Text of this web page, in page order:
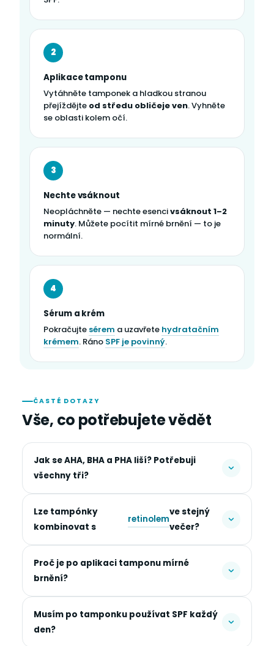
2
Aplikace tamponu
Vytáhněte tamponek a hladkou stranou
přejíždějte od středu obličeje ven. Vyhněte
se oblasti kolem očí.
3
Nechte vsáknout
Neopláchněte — nechte esencivsáknout 1–2
minuty. Můžete pocítit mírné brnění — to je
normální.
4
Sérum a krém
Pokračujte sérem a uzavřete hydratačním
krémem. Ráno SPF je povinný.
ČASTÉ DOTAZY
Vše, co potřebujete vědět
Jak se AHA, BHA a PHA liší? Potřebuji
všechny tři?
Lze tampónky
kombinovat s
retinolem
ve stejný
večer?
Proč je po aplikaci tamponu mírné
brnění?
Musím po tamponku používat SPF každý
den?